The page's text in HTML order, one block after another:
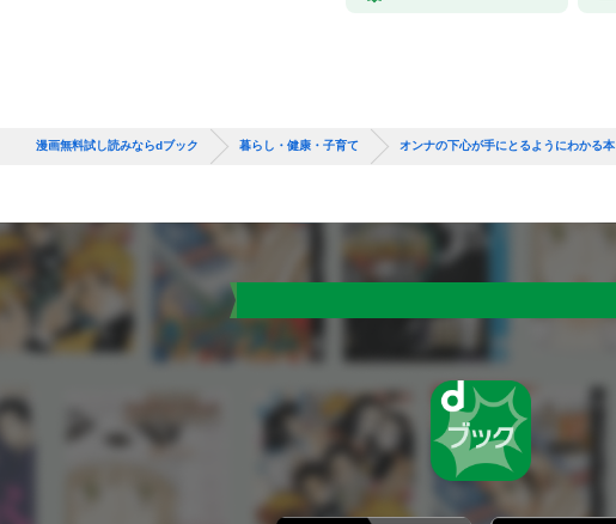
漫画無料試し読みならdブック 暮らし・健康・子育て オンナの下心が手にとるようにわかる本